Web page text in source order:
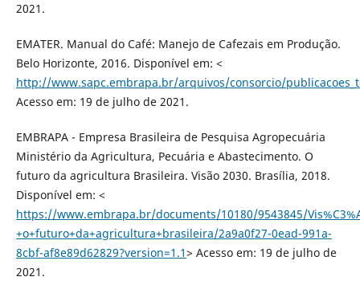
2021.
EMATER. Manual do Café: Manejo de Cafezais em Produção.
Belo Horizonte, 2016. Disponível em: <
http://www.sapc.embrapa.br/arquivos/consorcio/
Acesso em: 19 de julho de 2021.
EMBRAPA - Empresa Brasileira de Pesquisa Agropecuária
Ministério da Agricultura, Pecuária e Abastecimento. O
futuro da agricultura Brasileira. Visão 2030. Brasília, 2018.
Disponível em: <
https://www.embrapa.br/documents/10180/9543845/
+o+futuro+da+agricultura+brasileira/2a9a0f27-0ead-991a-
8cbf-af8e89d62829?version=1.1> Acesso em: 19 de julho de
2021.